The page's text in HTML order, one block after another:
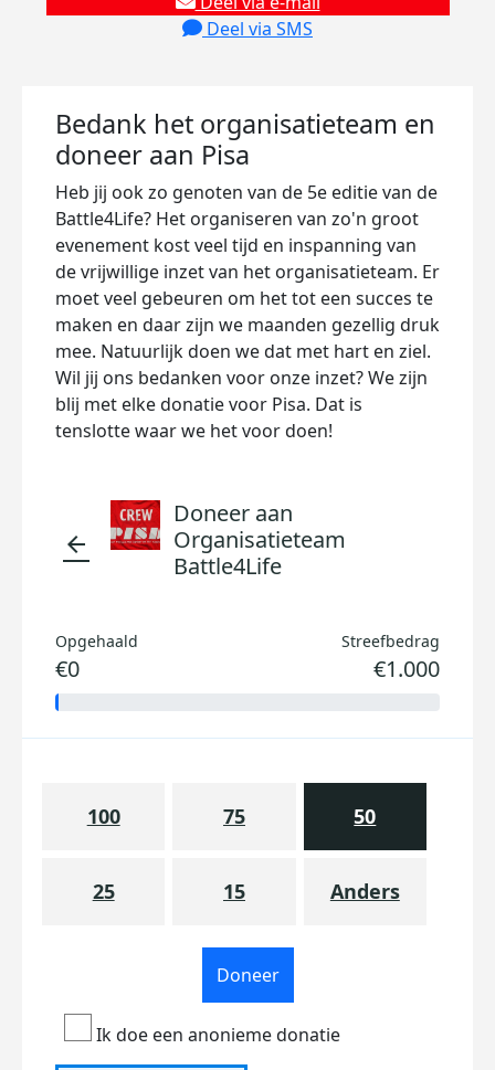
Deel via SMS
Bedank het organisatieteam en
doneer aan Pisa
Heb jij ook zo genoten van de 5e editie van de
Battle4Life? Het organiseren van zo'n groot
evenement kost veel tijd en inspanning van
de vrijwillige inzet van het organisatieteam. Er
moet veel gebeuren om het tot een succes te
maken en daar zijn we maanden gezellig druk
mee. Natuurlijk doen we dat met hart en ziel.
Wil jij ons bedanken voor onze inzet? We zijn
blij met elke donatie voor Pisa. Dat is
tenslotte waar we het voor doen!
arrow_back
Doneer aan
Organisatieteam
Battle4Life
Opgehaald
€0
Streefbedrag
€1.000
100 75 50
25 15 Anders
Doneer
Ik doe een anonieme donatie